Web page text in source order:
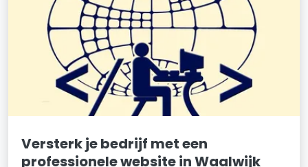
Versterk je bedrijf met een
professionele website in Waalwijk